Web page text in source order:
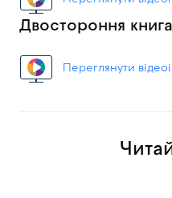
Двостороння книга
Переглянути